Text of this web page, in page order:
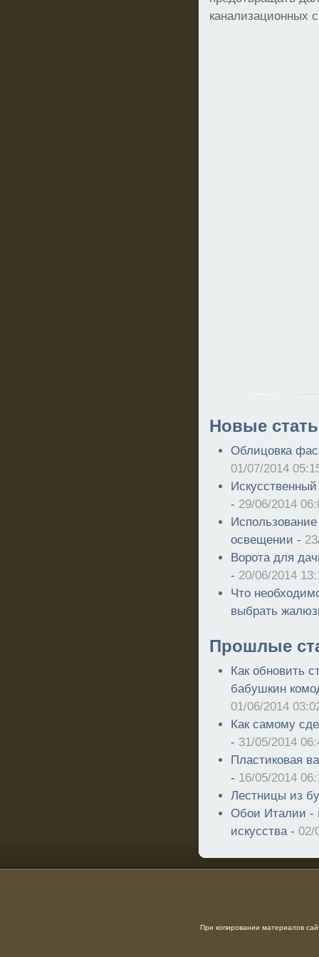
канализационных
Новые
Облицовка
01/07/2014
- 29/06/2014
освещении -
Ворота для
- 20/06/2014
Что
выбрать
Прошлые
Как обновить
бабушкин
01/06/2014
Как самому
- 31/05/2014
Пластиковая
- 16/05/2014
Лестницы из
Обои Италии -
искусства -02/
При копировании материалов